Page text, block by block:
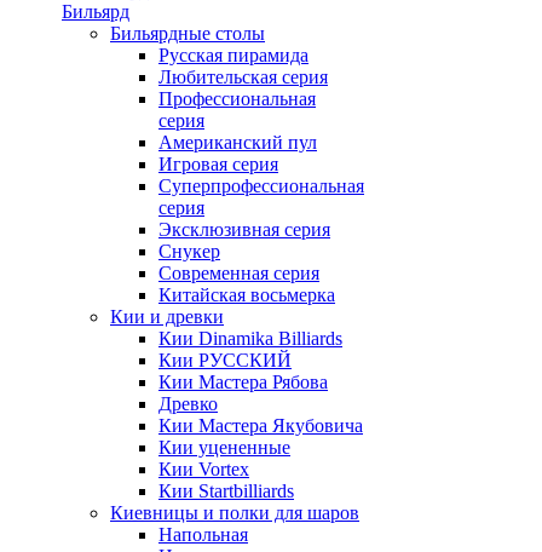
Бильярд
Бильярдные столы
Русская пирамида
Любительская серия
Профессиональная
серия
Американский пул
Игровая серия
Суперпрофессиональная
серия
Эксклюзивная серия
Снукер
Современная серия
Китайская восьмерка
Кии и древки
Кии Dinamika Billiards
Кии РУССКИЙ
Кии Мастера Рябова
Древко
Кии Мастера Якубовича
Кии уцененные
Кии Vortex
Кии Startbilliards
Киевницы и полки для шаров
Напольная